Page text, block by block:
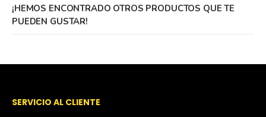
¡HEMOS ENCONTRADO OTROS PRODUCTOS QUE TE
PUEDEN GUSTAR!
SERVICIO AL CLIENTE